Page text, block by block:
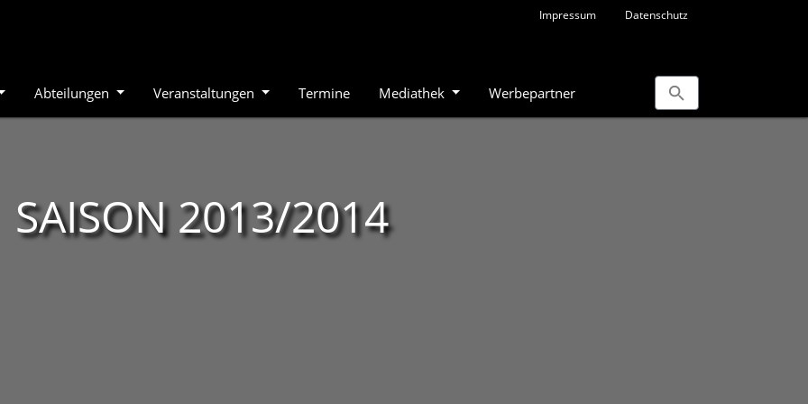
Impressum Datenschutz
Abteilungen Veranstaltungen Termine Mediathek Werbepartner
SAISON 2013/2014